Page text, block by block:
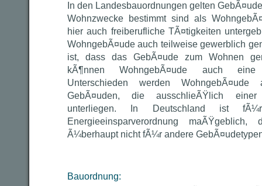
In den Landesbauordnungen gelten
Wohnzwecke bestimmt sind als
hier auch freiberufliche TÃ¤tigkeiten
WohngebÃ¤ude auch teilweise gewerblich
ist, dass das GebÃ¤ude zum Wohnen
kÃ¶nnen WohngebÃ¤ude auch eine
Unterschieden werden
GebÃ¤uden, die ausschlieÃŸlich einer
unterliegen. In Deutschland ist
Energieeinsparverordnung
Ã¼berhaupt nicht fÃ¼r andere
Bauordnung: